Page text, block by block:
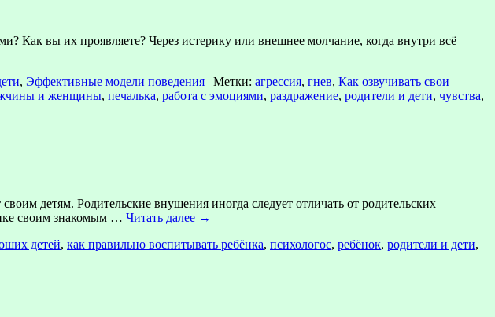
Как вы их проявляете? Через истерику или внешнее молчание, когда внутри всё
, Эффективные модели поведения | Метки: агрессия, гнев, Как озвучивать свои
и женщины, печалька, работа с эмоциями, раздражение, родители и дети, чувства,
детям. Родительские внушения иногда следует отличать от родительских
своим знакомым … Читать далее →
детей, как правильно воспитывать ребёнка, психологос, ребёнок, родители и дети,